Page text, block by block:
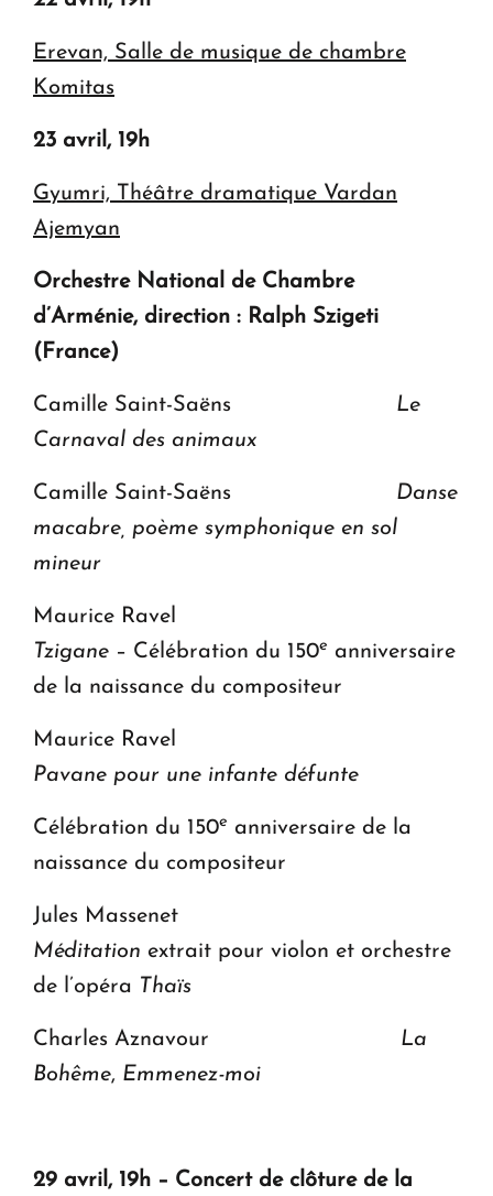
Erevan, Salle de musique de chambre
Komitas
23 avril, 19h
Gyumri, Théâtre dramatique Vardan
Ajemyan
Orchestre National de Chambre
d’Arménie, direction : Ralph Szigeti
(France)
Camille Saint-Saëns Le
Carnaval des animaux
Camille Saint-Saëns Danse
macabre, poème symphonique en sol
mineur
Maurice Ravel
Tzigane – Célébration du 150e anniversaire
de la naissance du compositeur
Maurice Ravel
Pavane pour une infante défunte
Célébration du 150e anniversaire de la
naissance du compositeur
Jules Massenet
Méditation extrait pour violon et orchestre
de l’opéra Thaïs
Charles Aznavour La
Bohême, Emmenez-moi
29 avril, 19h – Concert de clôture de la